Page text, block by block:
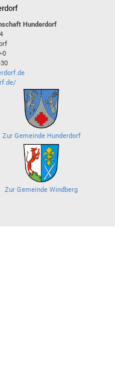
Hunderdorf
0
Zur Gemeinde Hunderdorf
Zur Gemeinde Windberg